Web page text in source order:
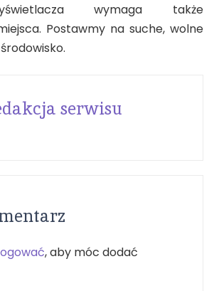
wymaga także
Postawmy na suche, wolne
serwisu
, aby móc dodać